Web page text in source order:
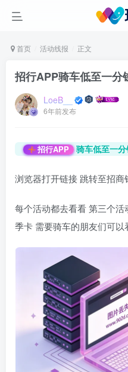
首页 活动线报 正文
招行APP骑车低至一分
LoeB__
6年前发布
招行APP 骑车低至一
浏览器打开链接 跳转至招
每个活动都去看看 第三个
季卡 需要骑车的朋友们可以